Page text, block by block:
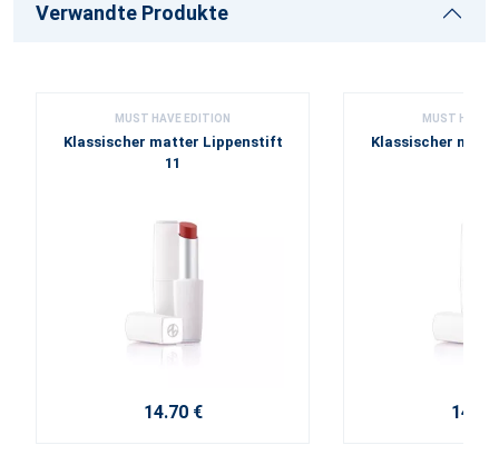
Verwandte Produkte
MUST HAVE EDITION
Klassischer matter Lippenstift
11
14.70 €
MUST HAVE
Klassischer
14.70